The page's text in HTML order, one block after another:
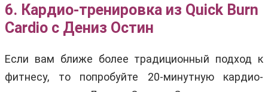
6. Кардио-тренировка из Quick Burn
Cardio с Дениз Остин
Если вам ближе более традиционный подход к
фитнесу, то попробуйте 20-минутную кардио-